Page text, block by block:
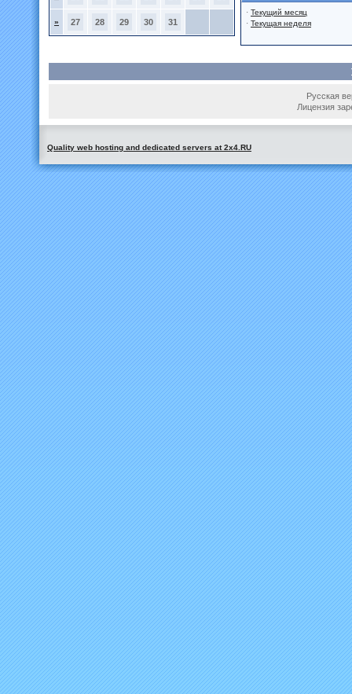
» 27 28 29 30 31
· Текущий месяц
· Текущая неделя
Русская
Лицензия
Quality web hosting and dedicated servers at 2x4.RU